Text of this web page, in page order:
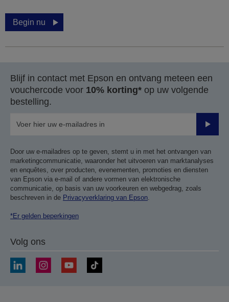
Begin nu
Blijf in contact met Epson en ontvang meteen een
vouchercode voor 10% korting* op uw volgende
bestelling.
Door uw e-mailadres op te geven, stemt u in met het ontvangen van
marketingcommunicatie, waaronder het uitvoeren van marktanalyses
en enquêtes, over producten, evenementen, promoties en diensten
van Epson via e-mail of andere vormen van elektronische
communicatie, op basis van uw voorkeuren en webgedrag, zoals
beschreven in de Privacyverklaring van Epson.
*Er gelden beperkingen
Volg ons